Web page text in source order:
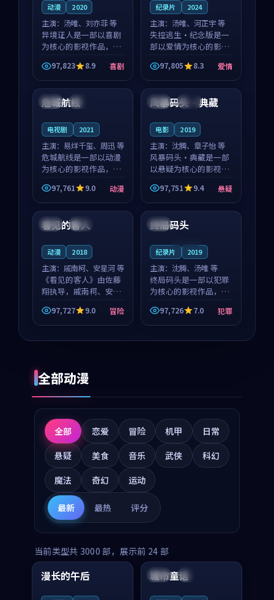
动漫 2020
主演： 汤唯、刘亦菲 等
异境证人是一部以喜剧
为核心的影视作品，围
绕危机、反转与人物成
长展开，整体节奏紧
凑，值得推荐观看。
97,823 8.9 喜剧
纪录片 2024
主演： 汤唯、河正宇 等
失控逃生·纪念版是一
部以爱情为核心的影视
作品，围绕危机、反转
与人物成长展开，整体
节奏紧凑，值得推荐观
看。
97,805 8.3 爱情
美国 完结
危城航线
电视剧 2021
主演： 易烊千玺、周迅 等
危城航线是一部以动漫
为核心的影视作品，围
绕危机、反转与人物成
长展开，整体节奏紧
凑，值得推荐观看。
97,761 9.0 动漫
中国 完结
风暴码头·典藏
电影 2019
主演： 沈腾、章子怡 等
风暴码头·典藏是一部
以悬疑为核心的影视作
品，围绕危机、反转与
人物成长展开，整体节
奏紧凑，值得推荐观
97,751 9.4 悬疑
泰国 完结
看见的客人
动漫 2018
主演： 戚南柯、安星河 等
《看见的客人》由佐藤
翔执导，戚南柯、安星
河领衔主演，是一部
2018年上映的泰国冒险
动漫。影片以海岸抒情
97,727 9.0 冒险
中国
终局码头
纪录片 2019
主演： 沈腾、汤唯 等
终局码头是一部以犯罪
为核心的影视作品，围
绕危机、反转与人物成
长展开，整体节奏紧
凑，值得推荐观看。
97,726 7.0 犯罪
全部动漫
全部 恋爱 冒险 机甲
日常
悬疑
美食 音乐 武侠
科幻
魔法
奇幻 运动
最新 最热 评分
当前类型共 3000 部，展示前 24 部
中国 高分
99:16
漫长的午后 美国 院线
城市童话